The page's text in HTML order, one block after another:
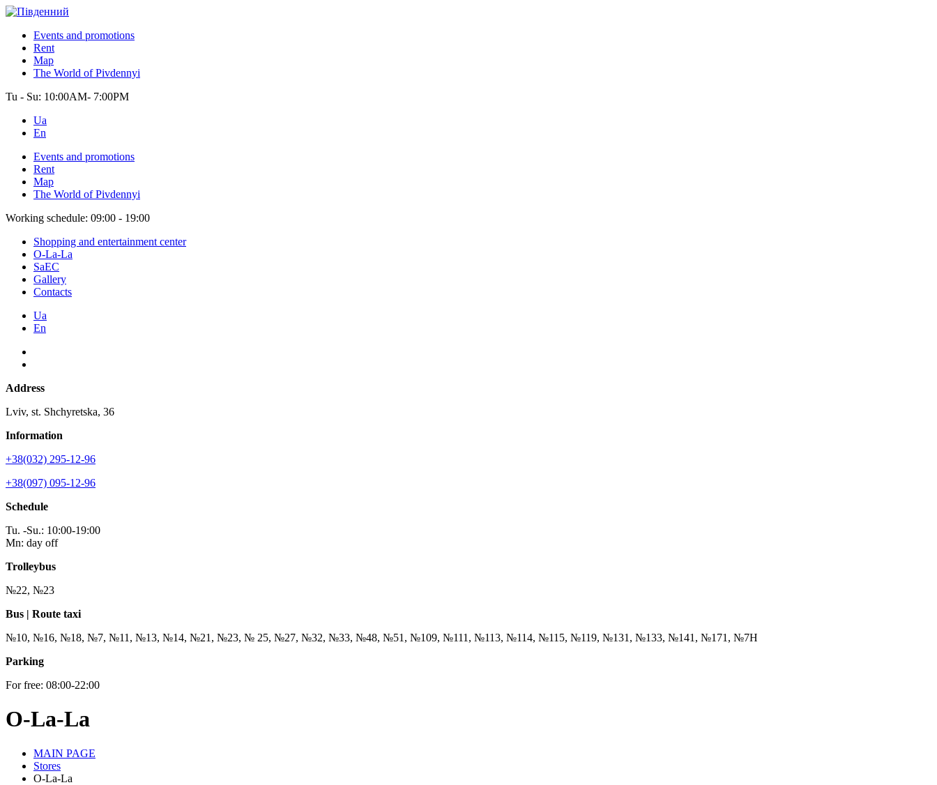
Events and promotions
Rent
Map
The World of Pivdennyi
Tu - Su: 10:00AM- 7:00PM
Ua
En
Events and promotions
Rent
Map
The World of Pivdennyi
Working schedule: 09:00 - 19:00
Shopping and entertainment center
O-La-La
SaEC
Gallery
Contacts
Ua
En
Address
Lviv, st. Shchyretska, 36
Information
+38(032) 295-12-96
+38(097) 095-12-96
Schedule
Tu. -Su.: 10:00-19:00
Mn: day off
Trolleybus
№22, №23
Bus | Route taxi
№10, №16, №18, №7, №11, №13, №14, №21, №23, № 25, №27, №32, №33, №48, №51, №109, №111, №113, №114, №115, №119, №131, №133, №141, №171, №7Н
Parking
For free: 08:00-22:00
O-La-La
MAIN PAGE
Stores
O-La-La